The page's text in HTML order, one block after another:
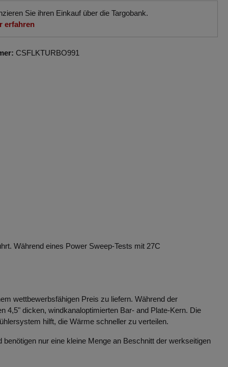
Sie ihren Einkauf über die Targobank.
erfahren
CSFLKTURBO991
Während eines Power Sweep-Tests mit 27C
wettbewerbsfähigen Preis zu liefern. Während der
4,5" dicken, windkanaloptimierten Bar- and Plate-Kern. Die
hilft, die Wärme schneller zu verteilen.
nur eine kleine Menge an Beschnitt der werkseitigen